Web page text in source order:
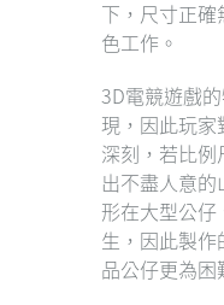
下，尺寸正
色工作。
3D電競遊戲
現，因此玩家
深刻，若比
出不盡人意
形在大型公仔
生，因此製
品公仔更為困